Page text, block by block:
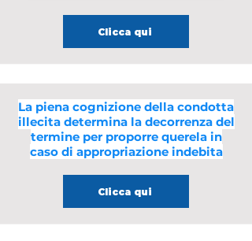
Clicca qui
La piena cognizione della condotta
illecita determina la decorrenza del
termine per proporre querela in
caso di appropriazione indebita
Clicca qui